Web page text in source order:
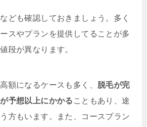
ども確認しておきましょう。多く
スやプランを提供してることが多
段が異なります。
額になるケースも多く、 脱毛が完
予想以上にかかる こともあり、途
方もいます。また、コースプラン